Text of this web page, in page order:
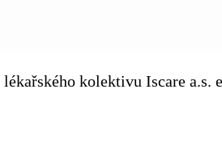
kolektivu Iscare